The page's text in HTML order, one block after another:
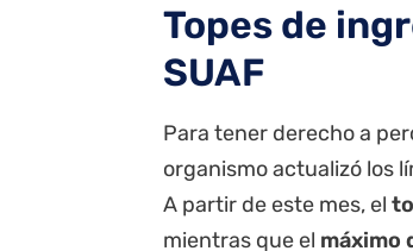
Topes de
SUAF
Para tener derecho a
organismo actualizó los
A partir de este mes, el
mientras que el máximo